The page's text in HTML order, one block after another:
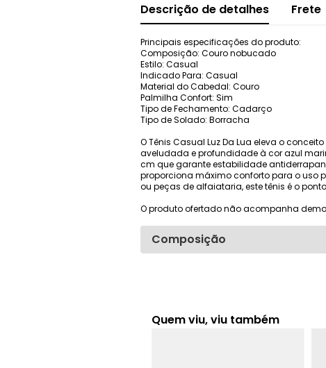
Descrição de detalhes Frete
Principais especificações do produto:
Composição: Couro nobucado
Estilo: Casual
Indicado Para: Casual
Material do Cabedal: Couro
Palmilha Confort: Sim
Tipo de Fechamento: Cadarço
Tipo de Solado: Borracha
O Tênis Casual Luz Da Lua eleva o
aveludada e profundidade à cor azul
cm que garante estabilidade
proporciona máximo conforto para o uso
ou peças de alfaiataria, este tênis é o
O produto ofertado não acompanha
Composição
Quem viu, viu também